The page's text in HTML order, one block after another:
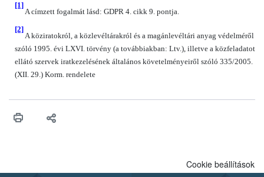
[1]
A címzett fogalmát lásd: GDPR 4. cikk 9. pontja.
[2]
A köziratokról, a közlevéltárakról és a magánlevéltári anyag védelméről
szóló 1995. évi LXVI. törvény (a továbbiakban: Ltv.), illetve a közfeladatot
ellátó szervek iratkezelésének általános követelményeiről szóló 335/2005.
(XII. 29.) Korm. rendelete
Cookie beállítások